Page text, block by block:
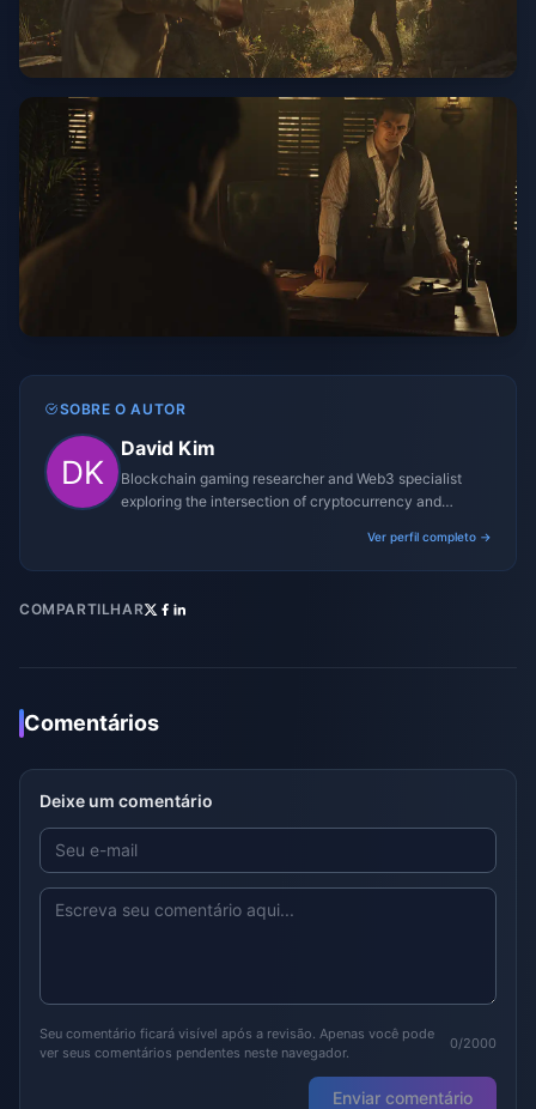
SOBRE O AUTOR
David Kim
Blockchain gaming researcher and Web3 specialist
exploring the intersection of cryptocurrency and
Ver perfil completo →
COMPARTILHAR
Comentários
Deixe um comentário
Seu comentário ficará visível após a revisão. Apenas você pode
ver seus comentários pendentes neste navegador.
0/2000
Enviar comentário